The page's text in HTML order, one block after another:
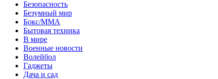
Безопасность
Безумный мир
Бокс/MMA
Бытовая техника
В мире
Военные новости
Волейбол
Гаджеты
Дача и сад